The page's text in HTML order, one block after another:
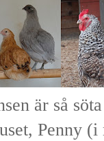
är så
Penny